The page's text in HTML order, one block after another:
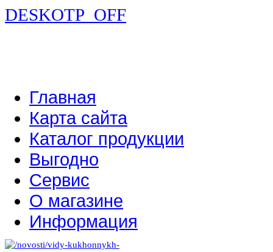
DESKOTP_OFF
Главная
Карта сайта
Каталог продукции
Выгодно
Сервис
О магазине
Информация